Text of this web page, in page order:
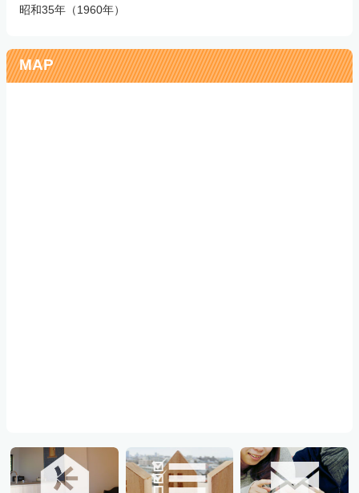
昭和35年（1960年）
MAP